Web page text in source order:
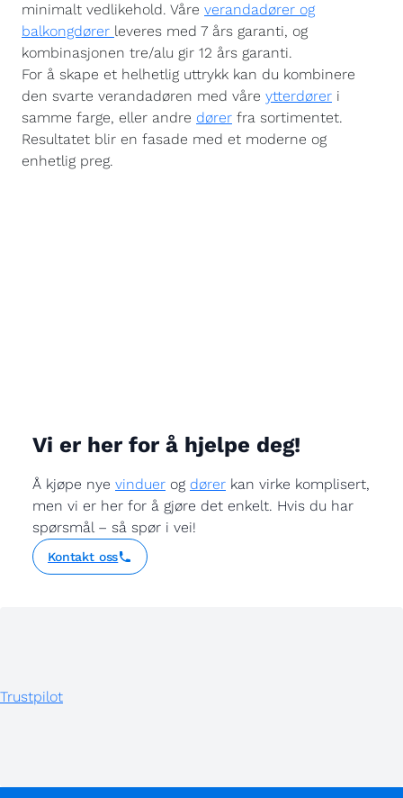
minimalt vedlikehold. Våre verandadører og
balkongdører leveres med 7 års garanti, og
kombinasjonen tre/alu gir 12 års garanti.
For å skape et helhetlig uttrykk kan du kombinere
den svarte verandadøren med våre ytterdører i
samme farge, eller andre dører fra sortimentet.
Resultatet blir en fasade med et moderne og
enhetlig preg.
Vi er her for å hjelpe deg!
Å kjøpe nye vinduer og dører kan virke komplisert,
men vi er her for å gjøre det enkelt. Hvis du har
spørsmål – så spør i vei!
Kontakt oss
Trustpilot